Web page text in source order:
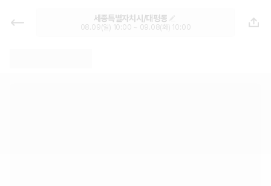
세종특별자치시 렌트카 - 대평동 월
렌트 추천 | 최저가 한눈에 가격비교
세종특별자치시/대평동
08.09(일) 10:00 ~ 09.08(화) 10:00